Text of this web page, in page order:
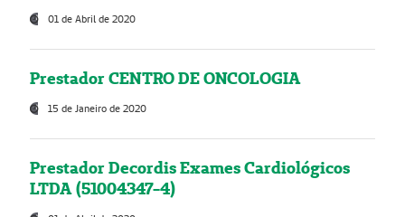
01 de Abril de 2020
Prestador CENTRO DE ONCOLOGIA
15 de Janeiro de 2020
Prestador Decordis Exames Cardiológicos
LTDA (51004347-4)